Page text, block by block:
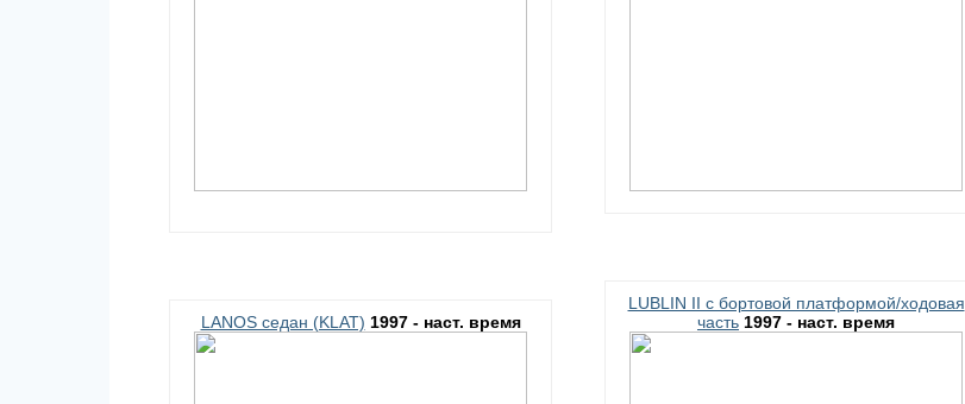
LANOS седан (KLAT) 1997 - наст. время
LUBLIN II c бортовой платформой/ходовая
часть 1997 - наст. время